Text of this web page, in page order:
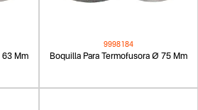
63 Mm
9998184
Boquilla Para Termofusora Ø 75 Mm